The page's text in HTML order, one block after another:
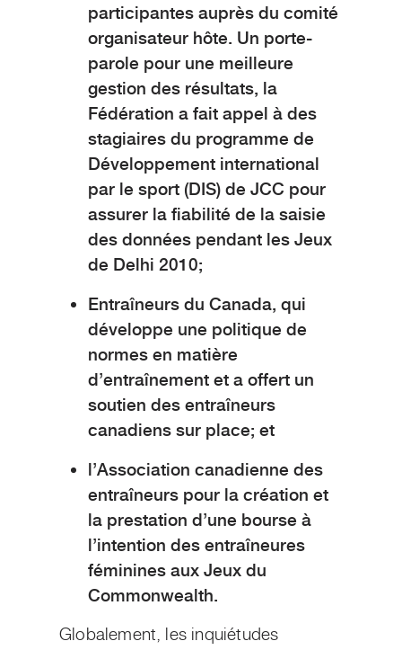
participantes auprès du comité
organisateur hôte. Un porte-
parole pour une meilleure
gestion des résultats, la
Fédération a fait appel à des
stagiaires du programme de
Développement international
par le sport (DIS) de JCC pour
assurer la fiabilité de la saisie
des données pendant les Jeux
de Delhi 2010;
Entraîneurs du Canada, qui
développe une politique de
normes en matière
d’entraînement et a offert un
soutien des entraîneurs
canadiens sur place; et
l’Association canadienne des
entraîneurs pour la création et
la prestation d’une bourse à
l’intention des entraîneures
féminines aux Jeux du
Commonwealth.
Globalement, les inquiétudes